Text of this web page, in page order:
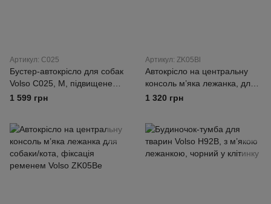
Артикул: C025
Бустер-автокрісло для собак
Volso C025, M, підвищене
сидіння з ременем безпеки
1 599 грн
Артикул: ZK05Bl
Автокрісло на центральну
консоль м’яка лежанка, для
собаки/кота Volso ZK05Bl,
1 320 грн